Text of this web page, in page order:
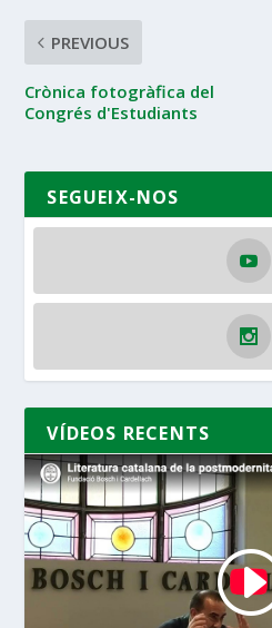
PREVIOUS
Crònica fotogràfica del
Congrés d'Estudiants
SEGUEIX-NOS
VÍDEOS RECENTS